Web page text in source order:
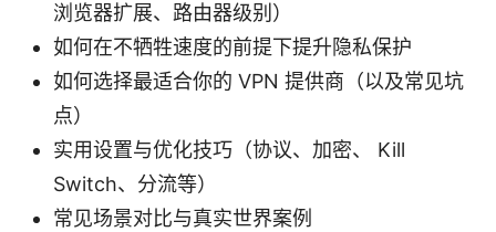
浏览器扩展、路由器级别）
如何在不牺牲速度的前提下提升隐私保护
如何选择最适合你的 VPN 提供商（以及常见坑
点）
实用设置与优化技巧（协议、加密、 Kill
Switch、分流等）
常见场景对比与真实世界案例